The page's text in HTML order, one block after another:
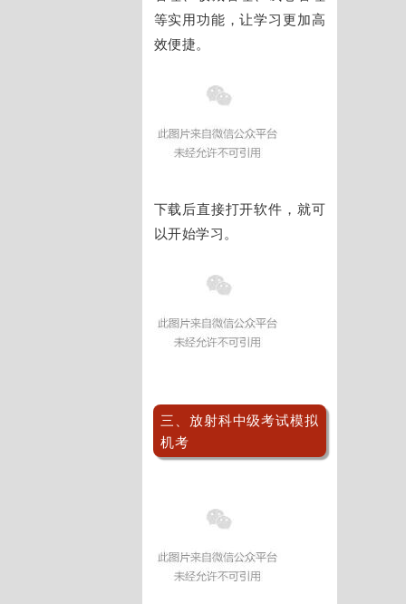
等实用功能，让学习更加高
效便捷。
下载后直接打开软件，就可
以开始学习。
三、放射科中级考试模拟
机考